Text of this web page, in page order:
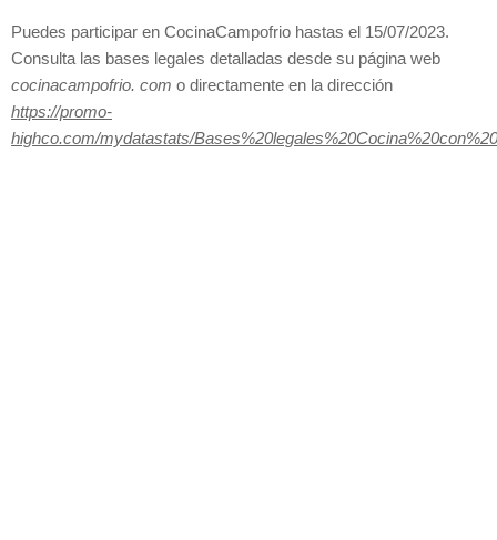
Puedes participar en CocinaCampofrio hastas el 15/07/2023.
Consulta las bases legales detalladas desde su página web
cocinacampofrio. com o directamente en la dirección
https://promo-
highco.com/mydatastats/